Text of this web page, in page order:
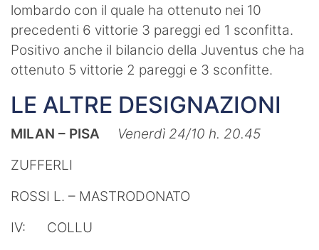
lombardo con il quale ha ottenuto nei 10
precedenti 6 vittorie 3 pareggi ed 1 sconfitta.
Positivo anche il bilancio della Juventus che ha
ottenuto 5 vittorie 2 pareggi e 3 sconfitte.
LE ALTRE DESIGNAZIONI
MILAN – PISA
Venerdì 24/10 h. 20.45
ZUFFERLI
ROSSI L. – MASTRODONATO
IV: COLLU